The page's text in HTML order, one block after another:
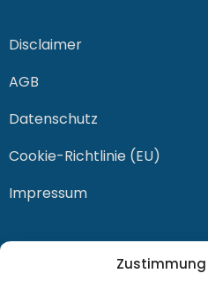
Disclaimer
AGB
Datenschutz
Cookie-Richtlinie (EU)
Impressum